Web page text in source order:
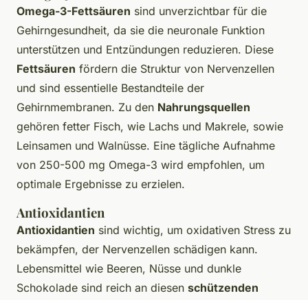
Omega-3-Fettsäuren sind unverzichtbar für die
Gehirngesundheit, da sie die neuronale Funktion
unterstützen und Entzündungen reduzieren. Diese
Fettsäuren fördern die Struktur von Nervenzellen
und sind essentielle Bestandteile der
Gehirnmembranen. Zu den Nahrungsquellen
gehören fetter Fisch, wie Lachs und Makrele, sowie
Leinsamen und Walnüsse. Eine tägliche Aufnahme
von 250-500 mg Omega-3 wird empfohlen, um
optimale Ergebnisse zu erzielen.
Antioxidantien
Antioxidantien sind wichtig, um oxidativen Stress zu
bekämpfen, der Nervenzellen schädigen kann.
Lebensmittel wie Beeren, Nüsse und dunkle
Schokolade sind reich an diesen schützenden